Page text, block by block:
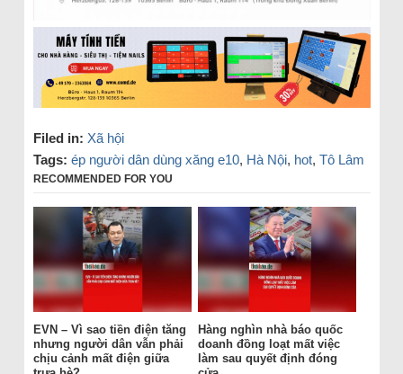
Filed in: Xã hội
Tags: ép người dân dùng xăng e10, Hà Nội, hot, Tô Lâm
RECOMMENDED FOR YOU
EVN – Vì sao tiền điện tăng
nhưng người dân vẫn phải
chịu cảnh mất điện giữa
Hàng nghìn nhà báo quốc
doanh đồng loạt mất việc
làm sau quyết định đóng